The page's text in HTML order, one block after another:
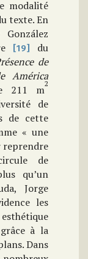
modalité
texte. En
[19]
du
de
América
211 m2
de
de cette
« une
reprendre
de
qu’un
Jorge
les
à la
Dans